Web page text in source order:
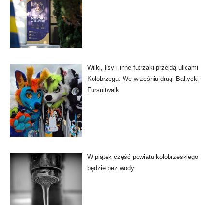
Wilki, lisy i inne futrzaki przejdą ulicami
Kołobrzegu. We wrześniu drugi Bałtycki
Fursuitwalk
W piątek część powiatu kołobrzeskiego
będzie bez wody